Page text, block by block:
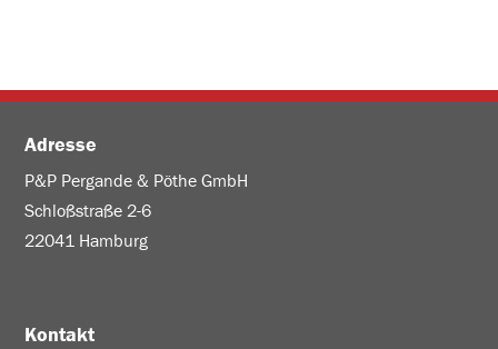
Adresse
P&P Pergande & Pöthe GmbH
Schloßstraße 2-6
22041 Hamburg
Kontakt